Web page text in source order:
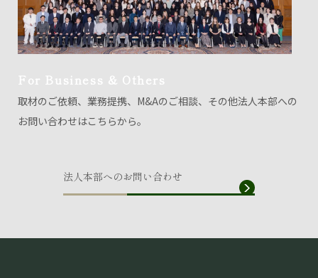
For Business & Others
取材のご依頼、業務提携、M&Aのご相談、その他法人本部への
お問い合わせはこちらから。
法人本部へのお問い合わせ